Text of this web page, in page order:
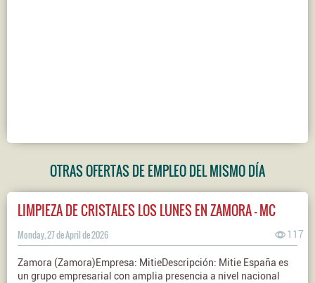
OTRAS OFERTAS DE EMPLEO DEL MISMO DÍA
LIMPIEZA DE CRISTALES LOS LUNES EN ZAMORA - MC
Monday, 27 de April de 2026 117
Zamora (Zamora)Empresa: MitieDescripción: Mitie España es
un grupo empresarial con amplia presencia a nivel nacional